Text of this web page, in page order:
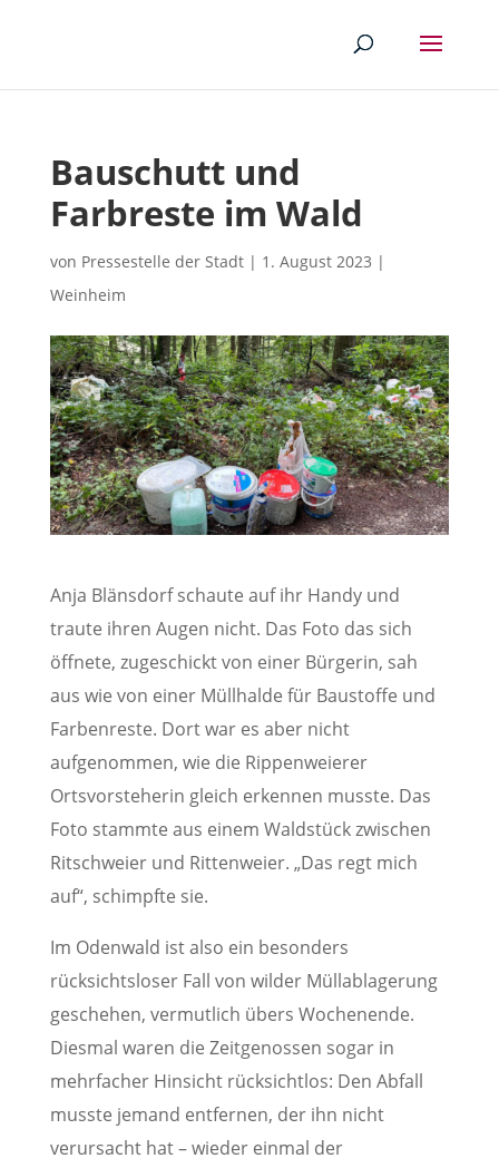
Bauschutt und
Farbreste im Wald
von Pressestelle der Stadt| 1. August 2023 |
Weinheim
Anja Blänsdorf schaute auf ihr Handy und
traute ihren Augen nicht. Das Foto das sich
öffnete, zugeschickt von einer Bürgerin, sah
aus wie von einer Müllhalde für Baustoffe und
Farbenreste. Dort war es aber nicht
aufgenommen, wie die Rippenweierer
Ortsvorsteherin gleich erkennen musste. Das
Foto stammte aus einem Waldstück zwischen
Ritschweier und Rittenweier. „Das regt mich
auf“, schimpfte sie.
Im Odenwald ist also ein besonders
rücksichtsloser Fall von wilder Müllablagerung
geschehen, vermutlich übers Wochenende.
Diesmal waren die Zeitgenossen sogar in
mehrfacher Hinsicht rücksichtlos: Den Abfall
musste jemand entfernen, der ihn nicht
verursacht hat – wieder einmal der